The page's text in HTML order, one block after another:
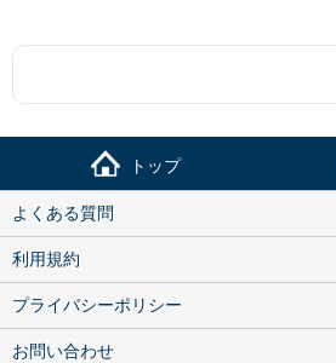
トップ
よくある質問
利用規約
プライバシーポリシー
お問い合わせ